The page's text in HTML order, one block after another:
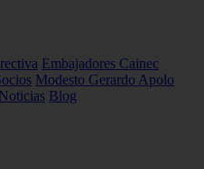
Embajadores Cainec
Modesto Gerardo Apolo
Blog